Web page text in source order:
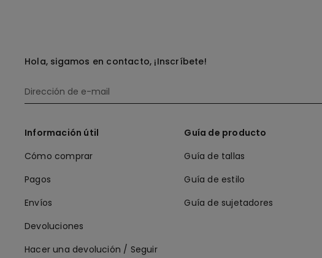
Hola, sigamos en contacto, ¡Inscríbete!
Información útil
Cómo comprar
Pagos
Envíos
Devoluciones
Hacer una devolución / Seguir
Guía de producto
Guía de tallas
Guía de estilo
Guía de sujetadores